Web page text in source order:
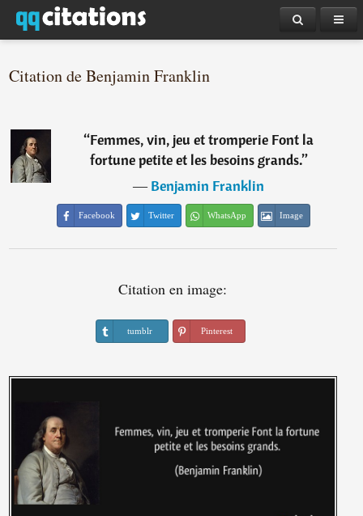
Citation de Benjamin Franklin
“Femmes, vin, jeu et tromperie Font la
fortune petite et les besoins grands.”
―Benjamin Franklin
Facebook Twitter WhatsApp Image
Citation en image:
tumblr Pinterest